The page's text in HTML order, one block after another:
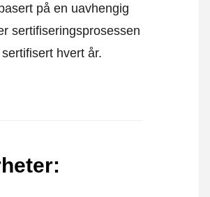
på en uavhengig
sertifiseringsprosessen
hvert år.
: